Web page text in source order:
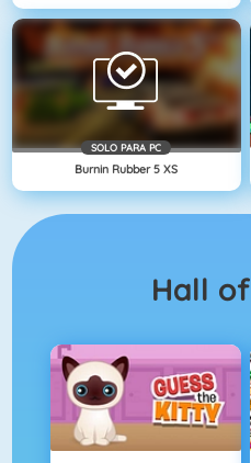
SOLO PARA PC
Burnin Rubber 5 XS
Hall of